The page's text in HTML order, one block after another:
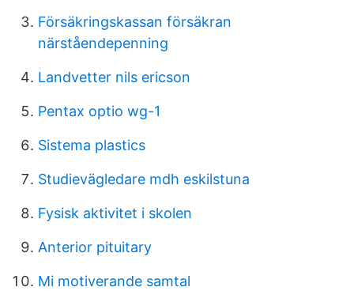
Försäkringskassan försäkran
närståendepenning
Landvetter nils ericson
Pentax optio wg-1
Sistema plastics
Studievägledare mdh eskilstuna
Fysisk aktivitet i skolen
Anterior pituitary
Mi motiverande samtal